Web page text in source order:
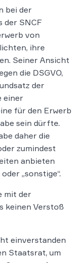
bei der
der SNCF
von
ihre
Seiner Ansicht
die DSGVO,
der
einer
für den Erwerb
sein dürfte.
daher die
zumindest
anbieten
„sonstige“.
mit der
keinen Verstoß
einverstanden
Staatsrat, um